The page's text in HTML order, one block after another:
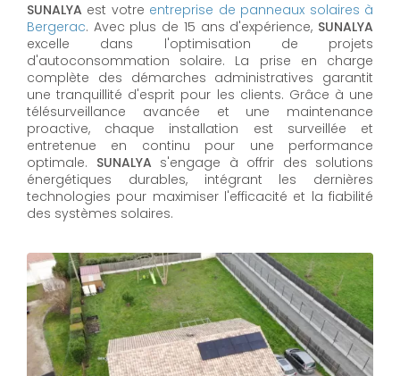
SUNALYA est votre entreprise de panneaux solaires à
Bergerac. Avec plus de 15 ans d'expérience, SUNALYA
excelle dans l'optimisation de projets
d'autoconsommation solaire. La prise en charge
complète des démarches administratives garantit
une tranquillité d'esprit pour les clients. Grâce à une
télésurveillance avancée et une maintenance
proactive, chaque installation est surveillée et
entretenue en continu pour une performance
optimale. SUNALYA s'engage à offrir des solutions
énergétiques durables, intégrant les dernières
technologies pour maximiser l'efficacité et la fiabilité
des systèmes solaires.